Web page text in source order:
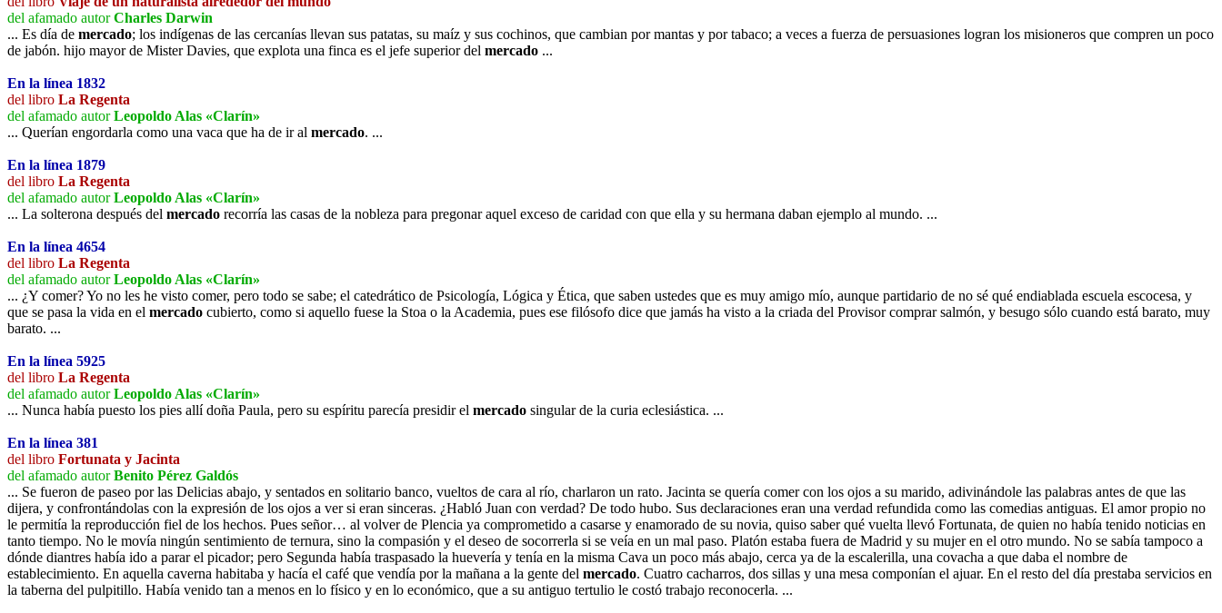
del afamado autorCharles Darwin
... Es día de mercado; los indígenas de las cercanías llevan sus patatas, su maíz y sus cochinos, que cambian por mantas y por tabaco; a veces a fuerza de persuasiones logran los misioneros que compren un poco
de jabón. hijo mayor de Mister Davies, que explota una finca es el jefe superior del mercado ...
En la línea 1832
del libro La Regenta
del afamado autorLeopoldo Alas «Clarín»
... Querían engordarla como una vaca que ha de ir al mercado. ...
En la línea 1879
del libro La Regenta
del afamado autorLeopoldo Alas «Clarín»
... La solterona después del mercado recorría las casas de la nobleza para pregonar aquel exceso de caridad con que ella y su hermana daban ejemplo al mundo. ...
En la línea 4654
del libro La Regenta
del afamado autorLeopoldo Alas «Clarín»
... ¿Y comer? Yo no les he visto comer, pero todo se sabe; el catedrático de Psicología, Lógica y Ética, que saben ustedes que es muy amigo mío, aunque partidario de no sé qué endiablada escuela escocesa, y
que se pasa la vida en el mercado cubierto, como si aquello fuese la Stoa o la Academia, pues ese filósofo dice que jamás ha visto a la criada del Provisor comprar salmón, y besugo sólo cuando está barato, muy
barato. ...
En la línea 5925
del libro La Regenta
del afamado autorLeopoldo Alas «Clarín»
... Nunca había puesto los pies allí doña Paula, pero su espíritu parecía presidir el mercado singular de la curia eclesiástica. ...
En la línea 381
del libro Fortunata y Jacinta
del afamado autorBenito Pérez Galdós
... Se fueron de paseo por las Delicias abajo, y sentados en solitario banco, vueltos de cara al río, charlaron un rato. Jacinta se quería comer con los ojos a su marido, adivinándole las palabras antes de que las
dijera, y confrontándolas con la expresión de los ojos a ver si eran sinceras. ¿Habló Juan con verdad? De todo hubo. Sus declaraciones eran una verdad refundida como las comedias antiguas. El amor propio no
le permitía la reproducción fiel de los hechos. Pues señor… al volver de Plencia ya comprometido a casarse y enamorado de su novia, quiso saber qué vuelta llevó Fortunata, de quien no había tenido noticias en
tanto tiempo. No le movía ningún sentimiento de ternura, sino la compasión y el deseo de socorrerla si se veía en un mal paso. Platón estaba fuera de Madrid y su mujer en el otro mundo. No se sabía tampoco a
dónde diantres había ido a parar el picador; pero Segunda había traspasado la huevería y tenía en la misma Cava un poco más abajo, cerca ya de la escalerilla, una covacha a que daba el nombre de
establecimiento. En aquella caverna habitaba y hacía el café que vendía por la mañana a la gente del mercado. Cuatro cacharros, dos sillas y una mesa componían el ajuar. En el resto del día prestaba servicios en
la taberna del pulpitillo. Había venido tan a menos en lo físico y en lo económico, que a su antiguo tertulio le costó trabajo reconocerla. ...